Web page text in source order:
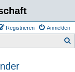
Anmelden
Registrieren